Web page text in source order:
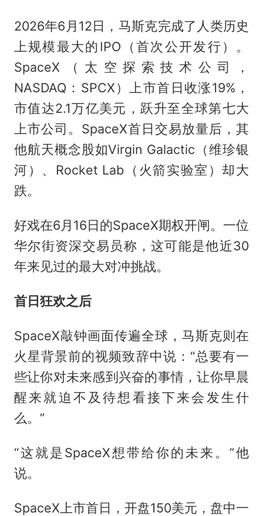
2026年6月12日，马斯克完成了人类历史
上规模最大的IPO（首次公开发行）。
SpaceX（太空探索技术公司，
NASDAQ：SPCX）上市首日收涨19%，
市值达2.1万亿美元，跃升至全球第七大
上市公司。SpaceX首日交易放量后，其
他航天概念股如Virgin Galactic（维珍银
河）、Rocket Lab（火箭实验室）却大
跌。
好戏在6月16日的SpaceX期权开闸。一位
华尔街资深交易员称，这可能是他近30
年来见过的最大对冲挑战。
首日狂欢之后
SpaceX敲钟画面传遍全球，马斯克则在
火星背景前的视频致辞中说：“总要有一
些让你对未来感到兴奋的事情，让你早晨
醒来就迫不及待想看接下来会发生什
么。”
“这就是SpaceX想带给你的未来。”他
说。
SpaceX上市首日，开盘150美元，盘中一